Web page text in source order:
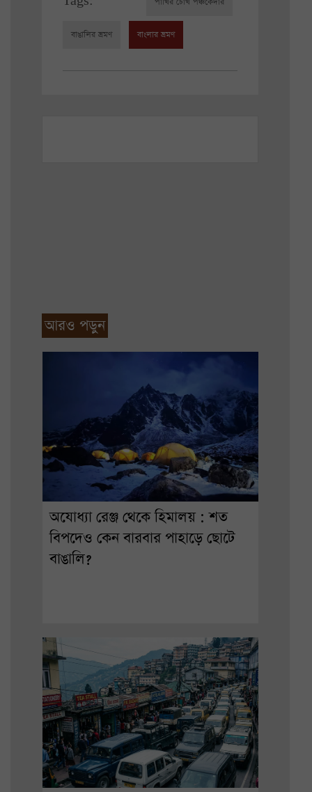
বাঙালির ভ্রমণ বাংলার ভ্রমণ
আরও পড়ুন
অযোধ্যা রেঞ্জ থেকে হিমালয় : শত
বিপদেও কেন বারবার পাহাড়ে ছোটে
বাঙালি?